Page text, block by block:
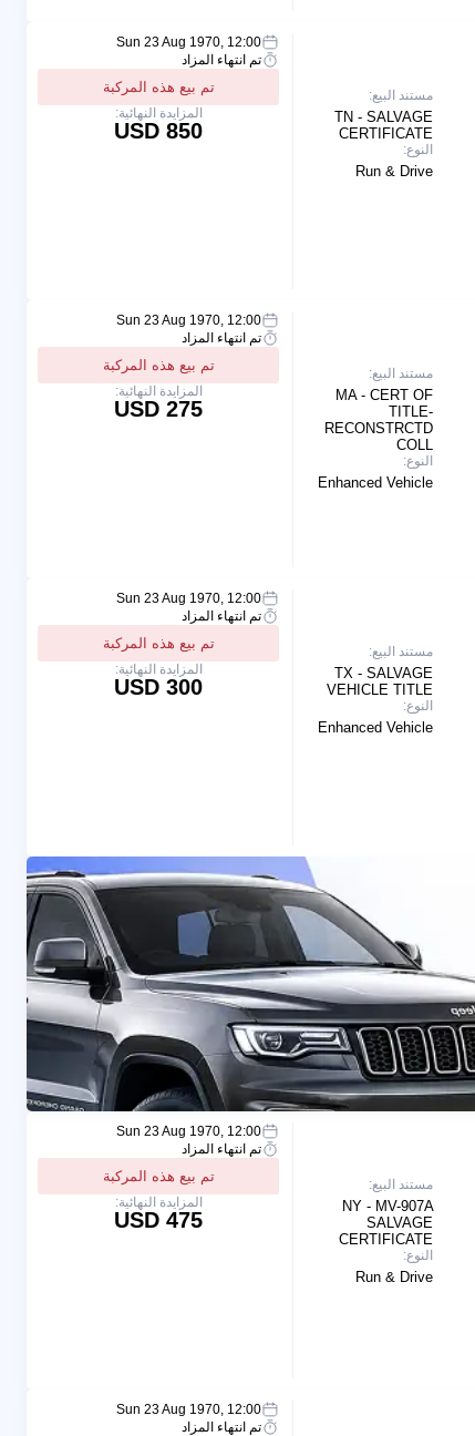
مستند البيع:
TN - SALVAGE
CERTIFICATE
النوع:
Run & Drive
Sun 23 Aug 1970, 12:00
تم انتهاء المزاد
تم بيع هذه المركبة
المزايدة النهائية:
850 USD
مستند البيع:
MA - CERT OF
TITLE-
RECONSTRCTD
COLL
النوع:
Enhanced Vehicle
Sun 23 Aug 1970, 12:00
تم انتهاء المزاد
تم بيع هذه المركبة
المزايدة النهائية:
275 USD
مستند البيع:
TX - SALVAGE
VEHICLE TITLE
النوع:
Enhanced Vehicle
Sun 23 Aug 1970, 12:00
تم انتهاء المزاد
تم بيع هذه المركبة
المزايدة النهائية:
300 USD
مستند البيع:
NY - MV-907A
SALVAGE
CERTIFICATE
النوع:
Run & Drive
Sun 23 Aug 1970, 12:00
تم انتهاء المزاد
تم بيع هذه المركبة
المزايدة النهائية:
475 USD
Sun 23 Aug 1970, 12:00
تم انتهاء المزاد